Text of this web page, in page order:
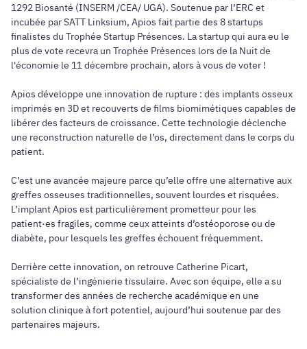
1292 Biosanté (INSERM /CEA/ UGA). Soutenue par l’ERC et
incubée par SATT Linksium, Apios fait partie des 8 startups
finalistes du Trophée Startup Présences. La startup qui aura eu le
plus de vote recevra un Trophée Présences lors de la Nuit de
l'économie le 11 décembre prochain, alors à vous de voter !
Apios développe une innovation de rupture : des implants osseux
imprimés en 3D et recouverts de films biomimétiques capables de
libérer des facteurs de croissance. Cette technologie déclenche
une reconstruction naturelle de l’os, directement dans le corps du
patient.
C’est une avancée majeure parce qu’elle offre une alternative aux
greffes osseuses traditionnelles, souvent lourdes et risquées.
L’implant Apios est particulièrement prometteur pour les
patient·es fragiles, comme ceux atteints d’ostéoporose ou de
diabète, pour lesquels les greffes échouent fréquemment.
Derrière cette innovation, on retrouve Catherine Picart,
spécialiste de l’ingénierie tissulaire. Avec son équipe, elle a su
transformer des années de recherche académique en une
solution clinique à fort potentiel, aujourd’hui soutenue par des
partenaires majeurs.